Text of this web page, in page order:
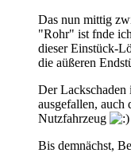
Das nun mittig
"Rohr" ist fnde
dieser Einstück-
die aüßeren
Der Lackschaden
ausgefallen, auch
Nutzfahrzeug
Bis demnächst,